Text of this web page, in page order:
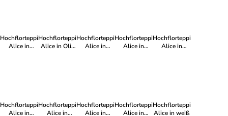
Hochflorteppich
Alice in
Hochflorteppich
Alice in Oliv
Hochflorteppich
Alice in
Hochflorteppich
Alice in
Hochflorteppich
Alice in
Hochflorteppich
Alice in
Hochflorteppich
Alice in
Hochflorteppich
Alice in
Hochflorteppich
Alice in
Hochflorteppich
Alice in weiß